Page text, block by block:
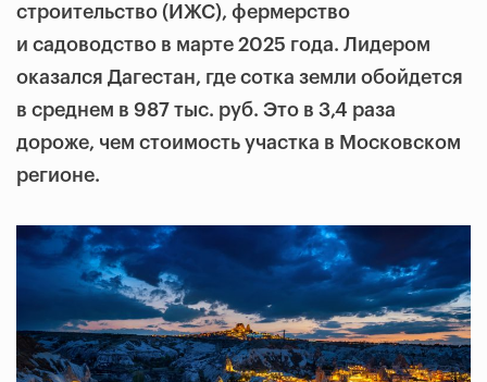
строительство (ИЖС), фермерство
и садоводство в марте 2025 года. Лидером
оказался Дагестан, где сотка земли обойдется
в среднем в 987 тыс. руб. Это в 3,4 раза
дороже, чем стоимость участка в Московском
регионе.